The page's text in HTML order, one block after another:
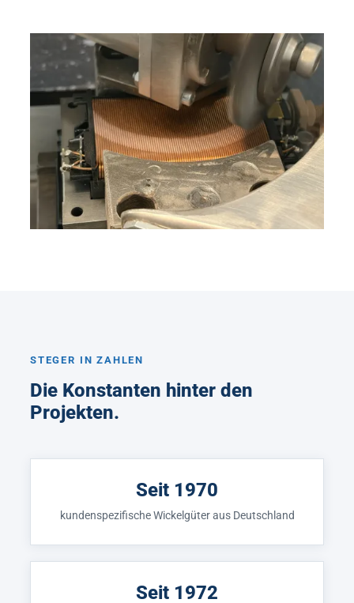
STEGER IN ZAHLEN
Die Konstanten hinter den
Projekten.
Seit 1970
kundenspezifische Wickelgüter aus Deutschland
Seit 1972